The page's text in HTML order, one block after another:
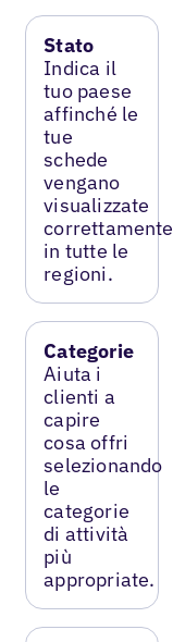
Stato
Indica il
tuo paese
affinché le
tue
schede
vengano
visualizzate
correttamente
in tutte le
regioni.
Categorie
Aiuta i
clienti a
capire
cosa offri
selezionando
le
categorie
di attività
più
appropriate.